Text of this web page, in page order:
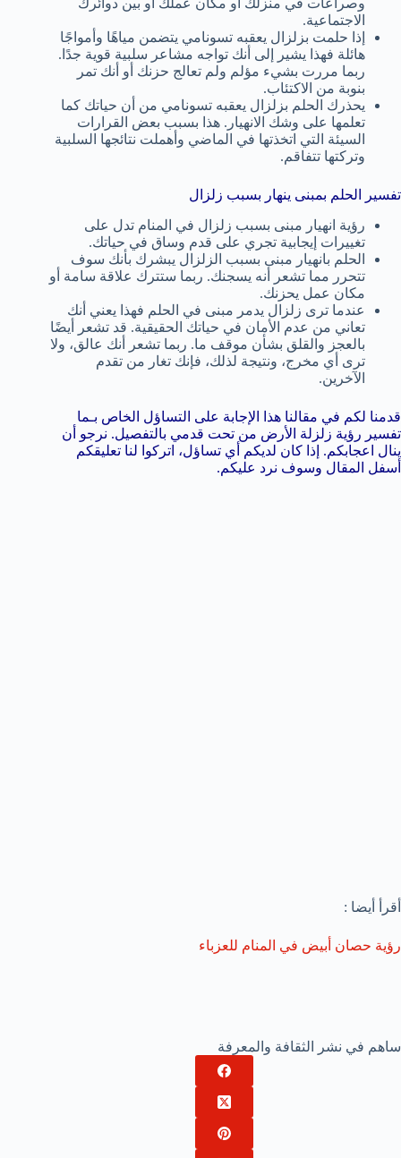
وصراعات في منزلك أو مكان عملك أو بين دوائرك
الاجتماعية.
إذا حلمت بزلزال يعقبه تسونامي يتضمن مياهًا وأمواجًا
هائلة فهذا يشير إلى أنك تواجه مشاعر سلبية قوية جدًا.
ربما مررت بشيء مؤلم ولم تعالج حزنك أو أنك تمر
بنوبة من الاكتئاب.
يحذرك الحلم بزلزال يعقبه تسونامي من أن حياتك كما
تعلمها على وشك الانهيار. هذا بسبب بعض القرارات
السيئة التي اتخذتها في الماضي وأهملت نتائجها السلبية
وتركتها تتفاقم.
تفسير الحلم بمبنى ينهار بسبب زلزال
رؤية انهيار مبنى بسبب زلزال في المنام تدل على
تغييرات إيجابية تجري على قدم وساق في حياتك.
الحلم بانهيار مبنى بسبب الزلزال يبشرك بأنك سوف
تتحرر مما تشعر أنه يسجنك. ربما ستترك علاقة سامة أو
مكان عمل يحزنك.
عندما ترى زلزال يدمر مبنى في الحلم فهذا يعني أنك
تعاني من عدم الأمان في حياتك الحقيقية. قد تشعر أيضًا
بالعجز والقلق بشأن موقف ما. ربما تشعر أنك عالق، ولا
ترى أي مخرج، ونتيجة لذلك، فإنك تغار من تقدم
الآخرين.
قدمنا لكم في مقالنا هذا الإجابة على التساؤل الخاص بـما
تفسير رؤية زلزلة الأرض من تحت قدمي بالتفصيل. نرجو أن
ينال اعجابكم. إذا كان لديكم أي تساؤل، اتركوا لنا تعليقكم
أسفل المقال وسوف نرد عليكم.
أقرأ أيضا :
رؤية حصان أبيض في المنام للعزباء
ساهم في نشر الثقافة والمعرفة